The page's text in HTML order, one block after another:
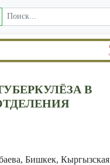
В
Бишкек, Кыргызская